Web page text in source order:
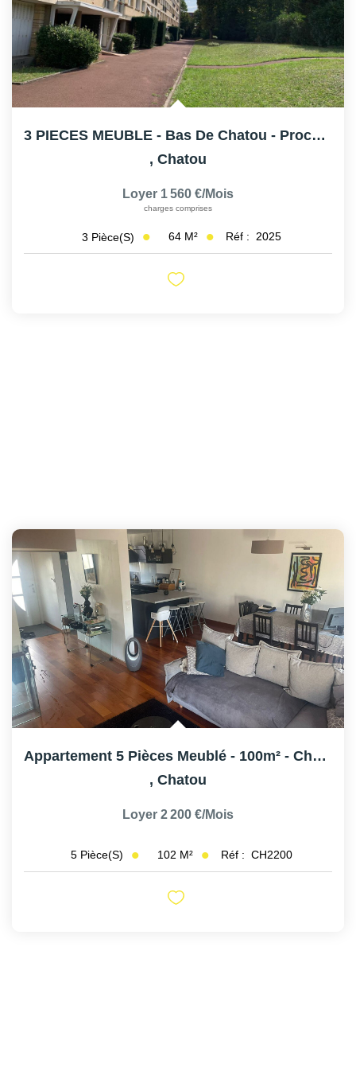
3 PIECES MEUBLE - Bas De Chatou - Proche RER
, Chatou
Loyer 1 560 €/mois
charges comprises
3 Pièce(s) 64 M² Réf : 2025
Appartement 5 Pièces Meublé - 100m² - Chatou
, Chatou
Loyer 2 200 €/mois
5 Pièce(s) 102 M² Réf : CH2200